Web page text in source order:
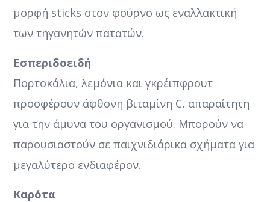
μορφή sticks στον φούρνο ως εναλλακτική
των τηγανητών πατατών.
Εσπεριδοειδή
Πορτοκάλια, λεμόνια και γκρέιπφρουτ
προσφέρουν άφθονη βιταμίνη C, απαραίτητη
για την άμυνα του οργανισμού. Μπορούν να
παρουσιαστούν σε παιχνιδιάρικα σχήματα για
μεγαλύτερο ενδιαφέρον.
Καρότα